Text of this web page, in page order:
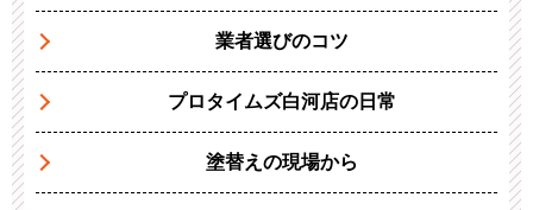
業者選びのコツ
プロタイムズ白河店の日常
塗替えの現場から